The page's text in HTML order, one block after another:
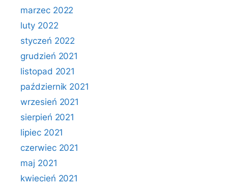
marzec 2022
luty 2022
styczeń 2022
grudzień 2021
listopad 2021
październik 2021
wrzesień 2021
sierpień 2021
lipiec 2021
czerwiec 2021
maj 2021
kwiecień 2021